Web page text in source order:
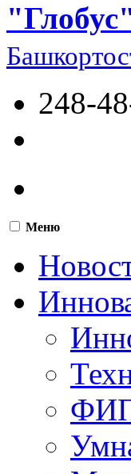
248-
Меню